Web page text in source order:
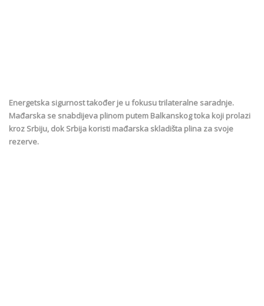
Energetska sigurnost također je u fokusu trilateralne saradnje.
Mađarska se snabdijeva plinom putem Balkanskog toka koji prolazi
kroz Srbiju, dok Srbija koristi mađarska skladišta plina za svoje
rezerve.